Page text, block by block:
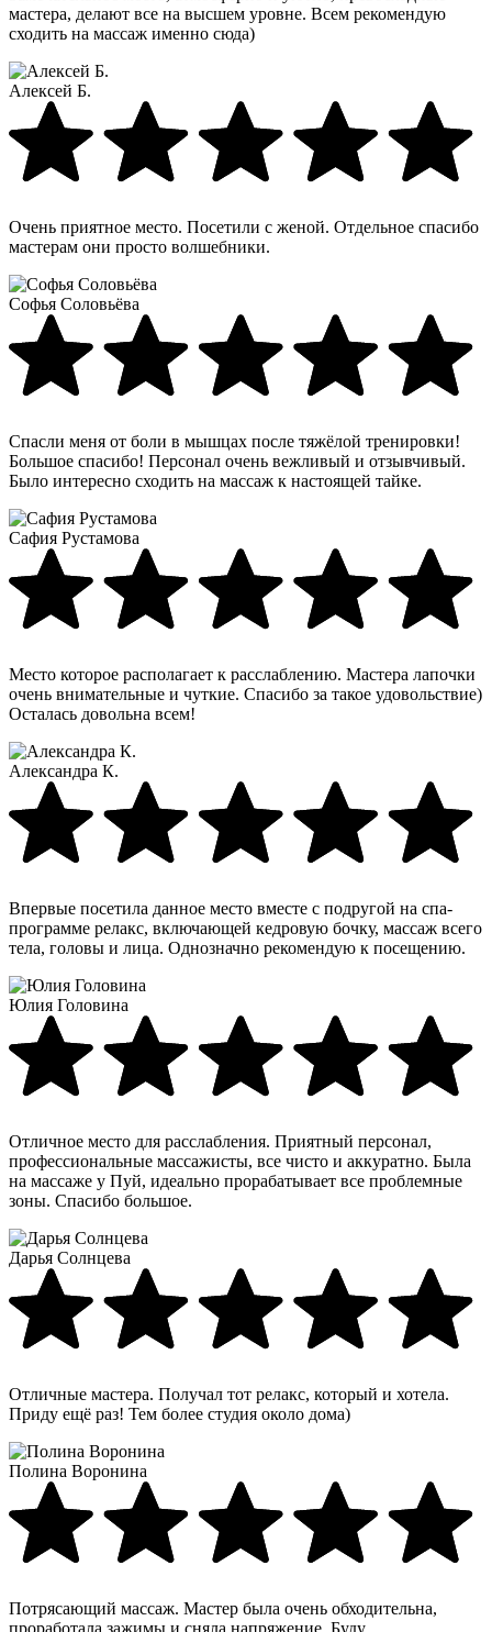
мастера, делают все на высшем уровне. Всем рекомендую
сходить на массаж именно сюда)
Алексей Б.
Очень приятное место. Посетили с женой. Отдельное спасибо
мастерам они просто волшебники.
Софья Соловьёва
Спасли меня от боли в мышцах после тяжёлой тренировки!
Большое спасибо! Персонал очень вежливый и отзывчивый.
Было интересно сходить на массаж к настоящей тайке.
Сафия Рустамова
Место которое располагает к расслаблению. Мастера лапочки
очень внимательные и чуткие. Спасибо за такое удовольствие)
Осталась довольна всем!
Александра К.
Впервые посетила данное место вместе с подругой на спа-
программе релакс, включающей кедровую бочку, массаж всего
тела, головы и лица. Однозначно рекомендую к посещению.
Юлия Головина
Отличное место для расслабления. Приятный персонал,
профессиональные массажисты, все чисто и аккуратно. Была
на массаже у Пуй, идеально прорабатывает все проблемные
зоны. Спасибо большое.
Дарья Солнцева
Отличные мастера. Получал тот релакс, который и хотела.
Приду ещё раз! Тем более студия около дома)
Полина Воронина
Потрясающий массаж. Мастер была очень обходительна,
проработала зажимы и сняла напряжение. Буду